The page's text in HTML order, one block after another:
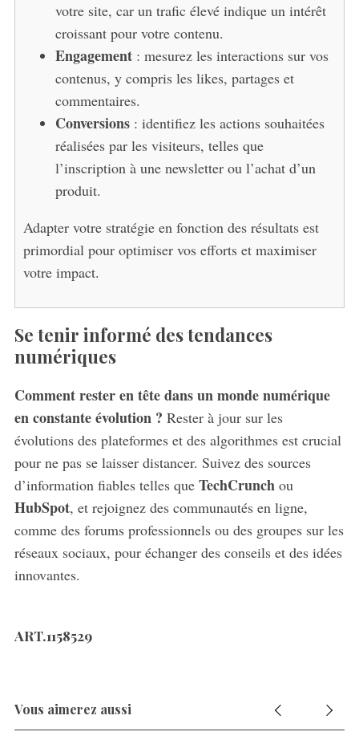
votre site, car un trafic élevé indique un intérêt
croissant pour votre contenu.
Engagement: mesurez les interactions sur vos
contenus, y compris les likes, partages et
commentaires.
Conversions: identifiez les actions souhaitées
réalisées par les visiteurs, telles que
l’inscription à une newsletter ou l’achat d’un
produit.
Adapter votre stratégie en fonction des résultats est
primordial pour optimiser vos efforts et maximiser
votre impact.
Se tenir informé des tendances
numériques
Comment rester en tête dans un monde numérique
en constante évolution ? Rester à jour sur les
évolutions des plateformes et des algorithmes est crucial
pour ne pas se laisser distancer. Suivez des sources
d’information fiables telles que TechCrunchou
HubSpot, et rejoignez des communautés en ligne,
comme des forums professionnels ou des groupes sur les
réseaux sociaux, pour échanger des conseils et des idées
innovantes.
ART.1158529
Vous aimerez aussi